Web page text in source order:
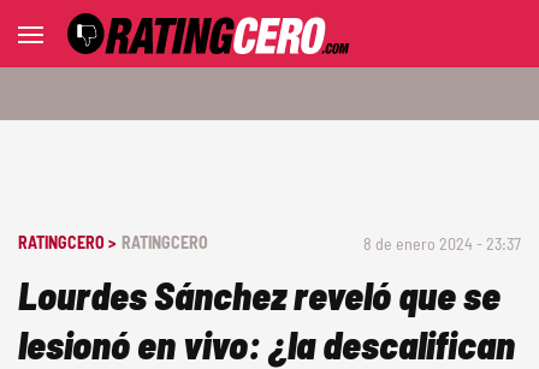
RATINGCERO > RATINGCERO 8 de enero 2024 - 23:37
Lourdes Sánchez reveló que se
lesionó en vivo: ¿la descalifican